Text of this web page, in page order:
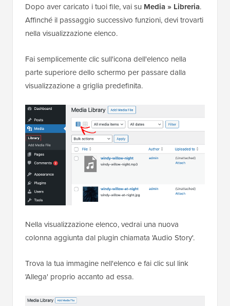
Dopo aver caricato i tuoi file, vai su Media » Libreria.
Affinché il passaggio successivo funzioni, devi trovarti
nella visualizzazione elenco.
Fai semplicemente clic sull'icona dell'elenco nella
parte superiore dello schermo per passare dalla
visualizzazione a griglia predefinita.
Nella visualizzazione elenco, vedrai una nuova
colonna aggiunta dal plugin chiamata 'Audio Story'.
Trova la tua immagine nell'elenco e fai clic sul link
'Allega' proprio accanto ad essa.